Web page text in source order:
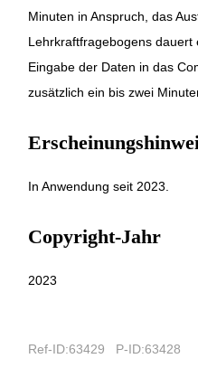
Minuten in Anspruch, das
Lehrkraftfragebogens
Eingabe der Daten in das
zusätzlich ein bis zwei
In Anwendung seit 2023.
Copyright-Jahr
2023
Ref-ID:63429 P-ID:63428